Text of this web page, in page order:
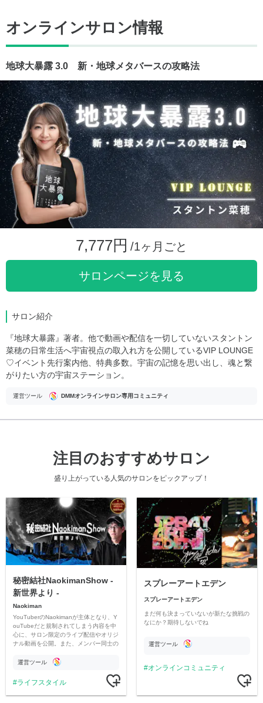
オンラインサロン情報
地球大暴露 3.0 新・地球メタバースの攻略法
7,777円 /1ヶ月ごと
サロンページを見る
サロン紹介
『地球大暴露』著者。他で動画や配信を一切していないスタントン
菜穂の日常生活へ宇宙視点の取入れ方を公開しているVIP LOUNGE
♡イベント先行案内他、特典多数。宇宙の記憶を思い出し、魂と繋
がりたい方の宇宙ステーション。
運営ツール DMMオンラインサロン専用コミュニティ
注目のおすすめサロン
盛り上がっている人気のサロンをピックアップ！
秘密結社NaokimanShow -
新世界より -
Naokiman
YouTuberのNaokimanが主体となり、Y
ouTubeだと規制されてしまう内容を中
心に、サロン限定のライブ配信やオリジ
ナル動画を公開。また、メンバー同士の
ただいています。
運営ツール
ライフスタイル
スプレーアートエデン
スプレーアートエデン
まだ何も決まっていないが新たな挑戦の
なにか？期待しないでね
運営ツール
オンラインコミュニティ